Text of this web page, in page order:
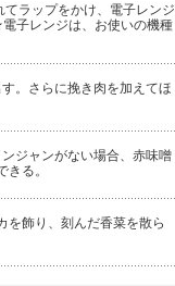
ラップをかけ、電子レンジ
子レンジは、お使いの機種
。さらに挽き肉を加えてほ
ジャンがない場合、赤味噌
る。
を飾り、刻んだ香菜を散ら